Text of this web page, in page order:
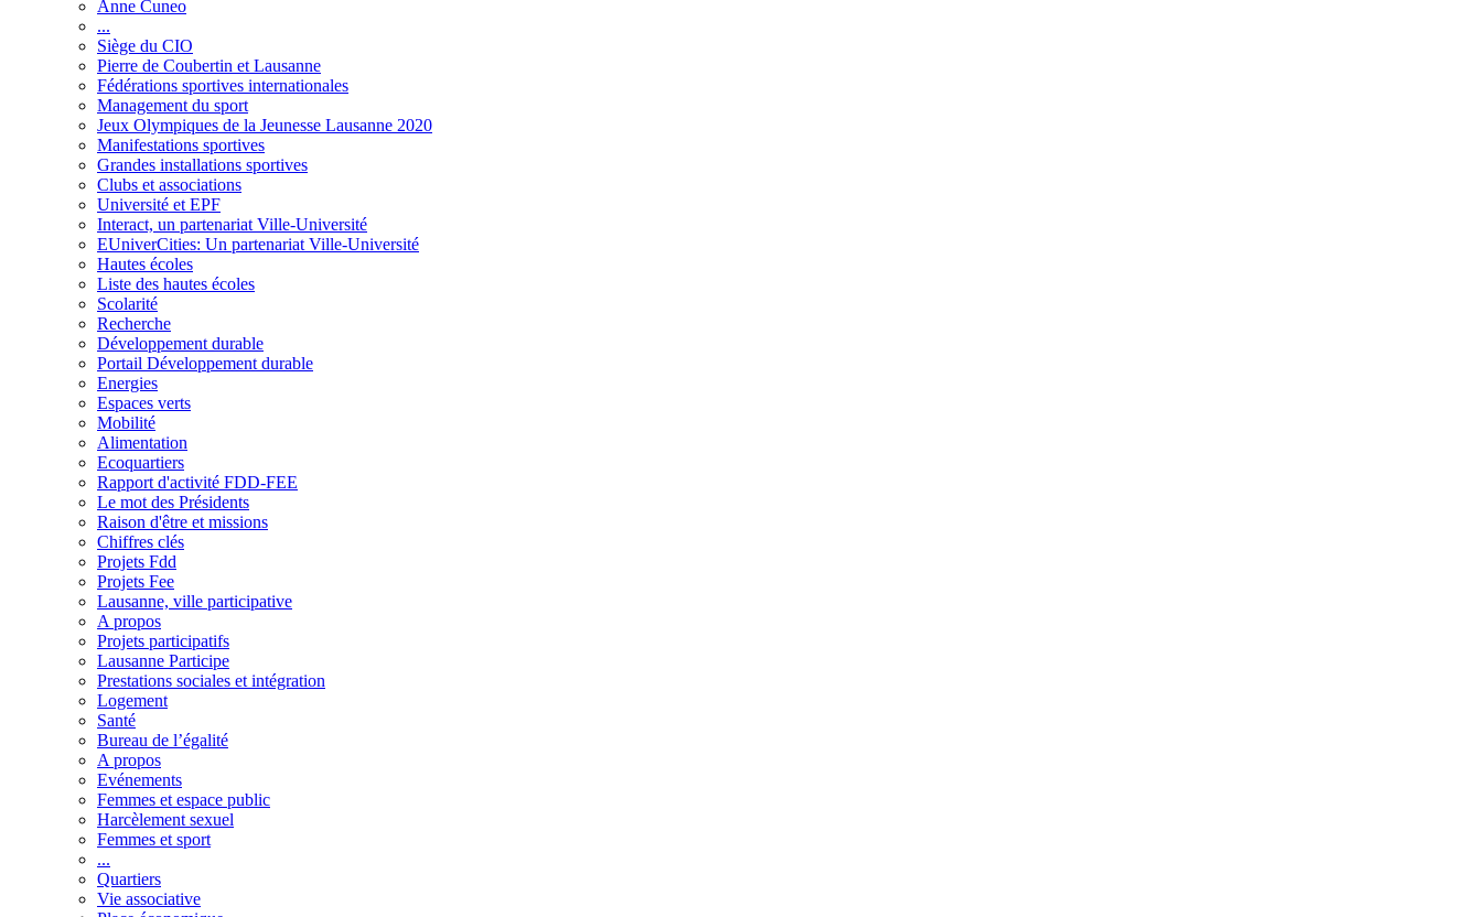
Anne Cuneo
...
Siège du CIO
Pierre de Coubertin et Lausanne
Fédérations sportives internationales
Management du sport
Jeux Olympiques de la Jeunesse Lausanne 2020
Manifestations sportives
Grandes installations sportives
Clubs et associations
Université et EPF
Interact, un partenariat Ville-Université
EUniverCities: Un partenariat Ville-Université
Hautes écoles
Liste des hautes écoles
Scolarité
Recherche
Développement durable
Portail Développement durable
Energies
Espaces verts
Mobilité
Alimentation
Ecoquartiers
Rapport d'activité FDD-FEE
Le mot des Présidents
Raison d'être et missions
Chiffres clés
Projets Fdd
Projets Fee
Lausanne, ville participative
A propos
Projets participatifs
Lausanne Participe
Prestations sociales et intégration
Logement
Santé
Bureau de l’égalité
A propos
Evénements
Femmes et espace public
Harcèlement sexuel
Femmes et sport
...
Quartiers
Vie associative